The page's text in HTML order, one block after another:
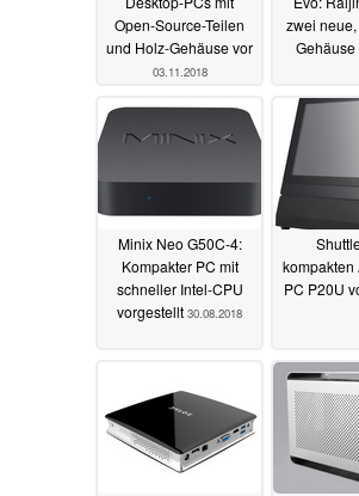
Open-Source-Teilen
und Holz-Gehäuse vor
03.11.2018
zwei
Gehäuse
Minix Neo G50C-4:
Kompakter PC mit
schneller Intel-CPU
vorgestellt 30.08.2018
kompakten
PC P20U